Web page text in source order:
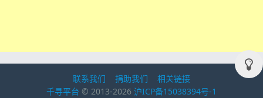
联系我们 捐助我们
相关链接
千寻平台 © 2013-2026 沪ICP备15038394号-1